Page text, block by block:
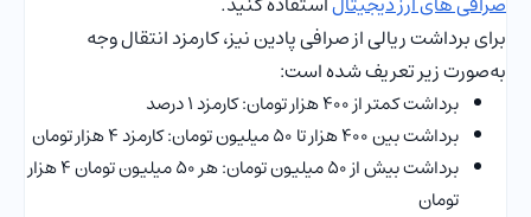
برای برداشت ریالی از صرافی پادین نیز، کارمزد انتقال وجه
به‌صورت زیر تعریف شده است:
برداشت کمتر از ۴۰۰ هزار تومان: کارمزد ۱ درصد
برداشت بین ۴۰۰ هزار تا ۵۰ میلیون تومان: کارمزد ۴ هزار تومان
برداشت بیش از ۵۰ میلیون تومان: هر ۵۰ میلیون تومان ۴ هزار
تومان